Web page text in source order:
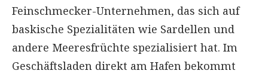
Feinschmecker-Unternehmen, das sich auf
baskische Spezialitäten wie Sardellen und
andere Meeresfrüchte spezialisiert hat. Im
Geschäftsladen direkt am Hafen bekommt